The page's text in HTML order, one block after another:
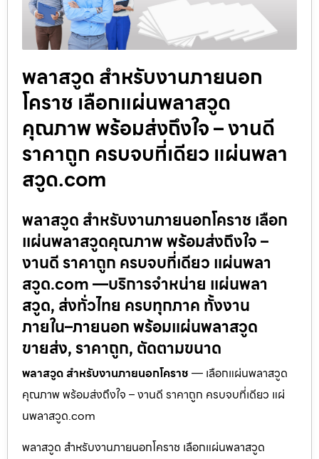
พลาสวูด สำหรับงานภายนอก
โคราช เลือกแผ่นพลาสวูด
คุณภาพ พร้อมส่งถึงใจ – งานดี
ราคาถูก ครบจบที่เดียว แผ่นพลา
สวูด.com
พลาสวูด สำหรับงานภายนอกโคราช เลือก
แผ่นพลาสวูดคุณภาพ พร้อมส่งถึงใจ –
งานดี ราคาถูก ครบจบที่เดียว แผ่นพลา
สวูด.com —บริการจำหน่าย แผ่นพลา
สวูด, ส่งทั่วไทย ครบทุกภาค ทั้งงาน
ภายใน–ภายนอก พร้อมแผ่นพลาสวูด
ขายส่ง, ราคาถูก, ตัดตามขนาด
พลาสวูด สำหรับงานภายนอกโคราช — เลือกแผ่นพลาสวูด
คุณภาพ พร้อมส่งถึงใจ – งานดี ราคาถูก ครบจบที่เดียว แผ่
นพลาสวูด.com
พลาสวูด สำหรับงานภายนอกโคราช เลือกแผ่นพลาสวูด